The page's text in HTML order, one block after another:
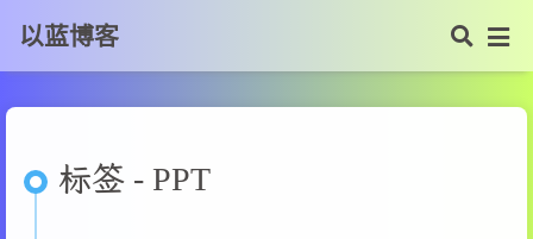
以蓝博客
标签 - PPT